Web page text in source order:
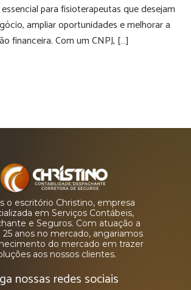
para fisioterapeutas que desejam
ampliar oportunidades e melhorar a
financeira. Com um CNPJ, […]
o escritório Christino, empresa
em Serviços Contábeis,
e Seguros. Com atuação a
25 anos no mercado, angariamos
do mercado em trazer
aos nossos clientes.
nossas redes sociais